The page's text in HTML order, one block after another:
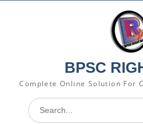
BPSC
Complete Online Solution For